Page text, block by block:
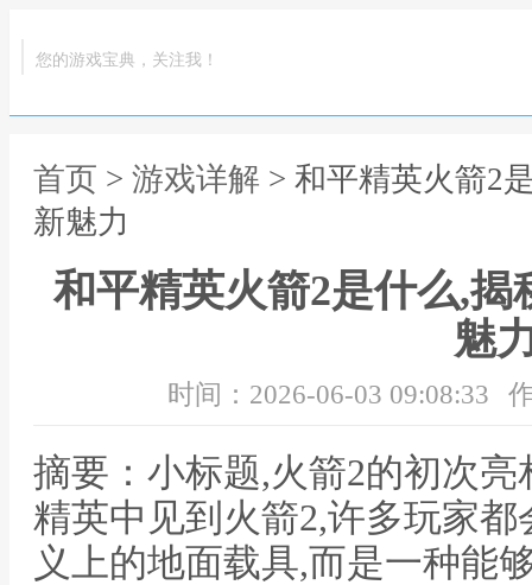
您的游戏宝典，关注我！
首页 > 游戏详解 > 和平精英火箭2
新魅力
和平精英火箭2是什么,
魅
时间：2026-06-03 09:08:33
摘要：小标题,火箭2的初次
精英中见到火箭2,许多玩家
义上的地面载具,而是一种能